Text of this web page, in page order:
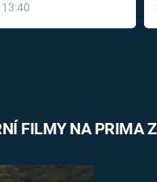
FILMY NA PRIMA